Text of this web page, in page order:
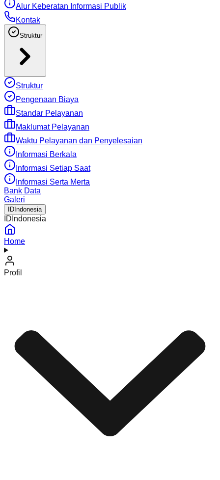
Alur Keberatan Informasi Publik
Kontak
Struktur
Struktur
Pengenaan Biaya
Standar Pelayanan
Maklumat Pelayanan
Waktu Pelayanan dan Penyelesaian
Informasi Berkala
Informasi Setiap Saat
Informasi Serta Merta
Bank Data
Galeri
ID Indonesia
ID Indonesia
Home
Profil